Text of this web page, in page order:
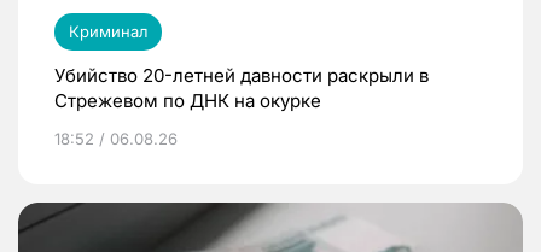
Криминал
Убийство 20-летней давности раскрыли в
Стрежевом по ДНК на окурке
18:52 / 06.08.26